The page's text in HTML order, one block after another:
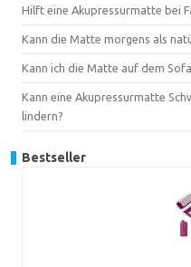
Hilft eine Akupressurmatte bei
Kann die Matte morgens als
Kann ich die Matte auf dem
Kann eine Akupressurmatte
lindern?
Bestseller